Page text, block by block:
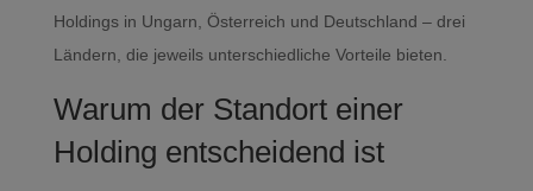
Holdings in Ungarn, Österreich und Deutschland – drei
Ländern, die jeweils unterschiedliche Vorteile bieten.
Warum der Standort einer
Holding entscheidend ist